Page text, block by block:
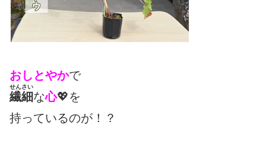
おしとやかで
繊細
せんさい
な心💖を
持っているのが！？